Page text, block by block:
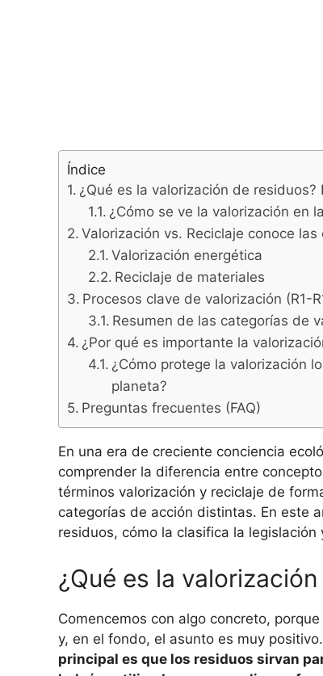
Índice
¿Qué es la valorización de residuos?
¿Cómo se ve la valorización en
Valorización vs. Reciclaje conoce las
Valorización energética
Reciclaje de materiales
Procesos clave de valorización (R1-
Resumen de las categorías de
¿Por qué es importante la
¿Cómo protege la valorización
planeta?
Preguntas frecuentes (FAQ)
En una era de creciente conciencia
comprender la diferencia entre
términos valorización y reciclaje de
categorías de acción distintas. En este
residuos, cómo la clasifica la
¿Qué es la
Comencemos con algo concreto,
y, en el fondo, el asunto es muy positivo.
principal es que los residuos sirvan